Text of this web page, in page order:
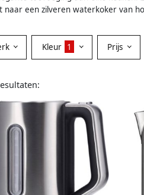
naar een zilveren waterkoker van
Kleur 1 Prijs